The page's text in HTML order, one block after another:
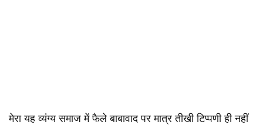
मेरा यह व्यंग्य समाज में फैले बाबावाद पर मात्र तीखी टिप्पणी ही नहीं